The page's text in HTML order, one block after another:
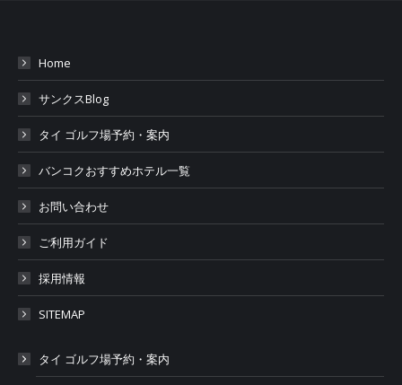
Home
サンクスBlog
タイ ゴルフ場予約・案内
バンコクおすすめホテル一覧
お問い合わせ
ご利用ガイド
採用情報
SITEMAP
タイ ゴルフ場予約・案内